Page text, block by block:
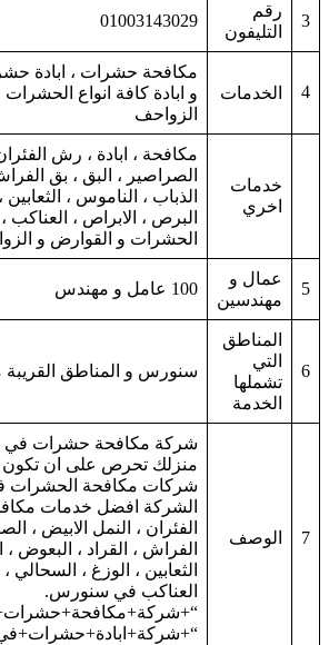
3
رقم
التليفون
01003143029
4 الخدمات
مكافحة حشرات ، ابادة
و ابادة كافة انواع
الزواحف
خدمات
اخري
مكافحة ، ابادة ، رش
الصراصير ، البق ، بق
الذباب ، الناموس ،
البرص ، الابراص ، العناكب
الحشرات و القوارض و
5
عمال و
مهندسين
100 عامل و مهندس
6
المناطق
التي
تشملها
الخدمة
سنورس و المناطق القريبة
7 الوصف
شركة مكافحة حشرات
منزلك تحرص على ان
شركات مكافحة الحشرات
الشركة افضل خدمات
الفئران ، النمل الابيض ،
الفراش ، القراد ، البعوض ،
الثعابين ، الوزغ ، السحالي
العناكب في سنورس.